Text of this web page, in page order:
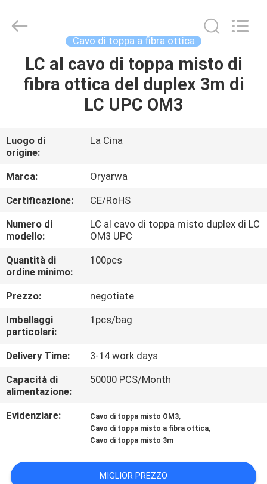
CASA
VIDEO
CIRCA
NOI
GIRO
DELLA
FABBRICA
CONTROLLO
DI
QUALITÀ
CONTATTICI
CITAZIONE
Oryarwa
Communication
Cavo di toppa a fibra ottica
LC al cavo di toppa misto di
fibra ottica del duplex 3m di
LC UPC OM3
Luogo di
origine:
La Cina
Marca:
Oryarwa
Certificazione:
CE/RoHS
Numero di
modello:
LC al cavo di toppa misto duplex di LC
OM3 UPC
Quantità di
ordine minimo:
100pcs
Prezzo:
negotiate
Imballaggi
particolari:
1pcs/bag
Delivery Time:
3-14 work days
Capacità di
alimentazione:
50000 PCS/Month
Evidenziare: Cavo di toppa misto OM3,
Cavo di toppa misto a fibra ottica,
Cavo di toppa misto 3m
MIGLIOR PREZZO